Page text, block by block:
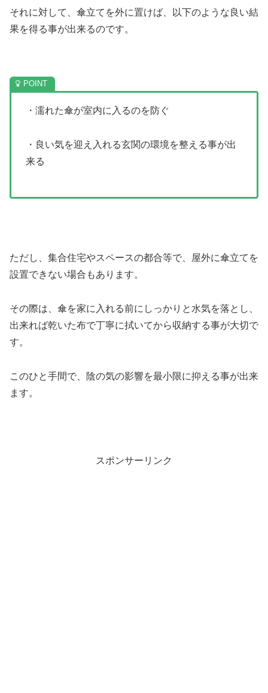
それに対して、傘立てを外に置けば、以下のような良い結
果を得る事が出来るのです。
・濡れた傘が室内に入るのを防ぐ
・良い気を迎え入れる玄関の環境を整える事が出
来る
ただし、集合住宅やスペースの都合等で、屋外に傘立てを
設置できない場合もあります。
その際は、傘を家に入れる前にしっかりと水気を落とし、
出来れば乾いた布で丁寧に拭いてから収納する事が大切で
す。
このひと手間で、陰の気の影響を最小限に抑える事が出来
ます。
スポンサーリンク